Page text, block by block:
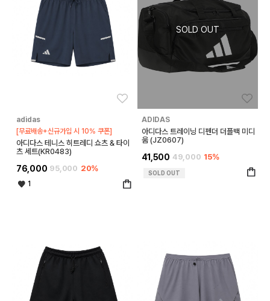
adidas
[무료배송+신규가입 시 10% 쿠폰]
아디다스 테니스 히트레디 쇼츠 & 타이
츠 세트(KR0483)
76,000 95,000 20%
1
ADIDAS
아디다스 트레이닝 디펜더 더플백 미디
움 (JZ0607)
41,500 49,000 15%
SOLD OUT